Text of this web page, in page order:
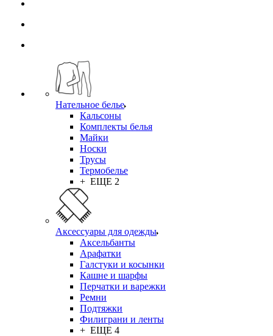
Нательное белье
Кальсоны
Комплекты белья
Майки
Носки
Трусы
Термобелье
+ ЕЩЕ 2
Аксессуары для одежды
Аксельбанты
Арафатки
Галстуки и косынки
Кашне и шарфы
Перчатки и варежки
Ремни
Подтяжки
Филиграни и ленты
+ ЕЩЕ 4